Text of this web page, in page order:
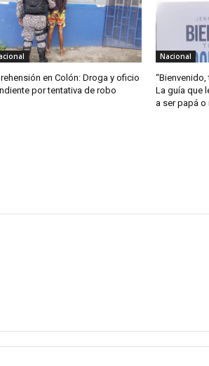
en Colón: Droga y oficio
por tentativa de robo
Nacional
La guía que
a ser papá o